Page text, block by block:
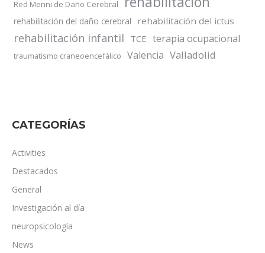
Red Menni de Daño Cerebral
rehabilitación del daño cerebral rehabilitación del ictus
rehabilitación infantil TCE terapia ocupacional
traumatismo craneoencefálico Valencia Valladolid
CATEGORÍAS
Activities
Destacados
General
Investigación al día
neuropsicología
News